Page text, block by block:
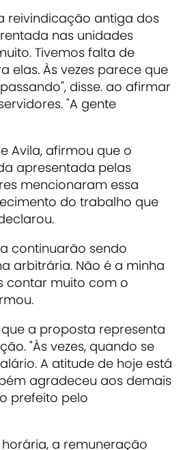
reivindicação antiga dos
nas unidades
Tivemos falta de
elas. Às vezes parece que
disse. ao afirmar
"A gente
Avila, afirmou que o
apresentada pelas
mencionaram essa
do trabalho que
continuarão sendo
arbitrária. Não é a minha
contar muito com o
a proposta representa
"Às vezes, quando se
A atitude de hoje está
agradeceu aos demais
prefeito pelo
a remuneração